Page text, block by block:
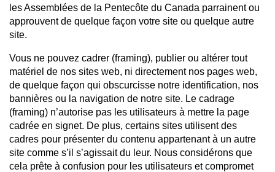
les Assemblées de la Pentecôte du Canada parrainent ou
approuvent de quelque façon votre site ou quelque autre
site.
Vous ne pouvez cadrer (framing), publier ou altérer tout
matériel de nos sites web, ni directement nos pages web,
de quelque façon qui obscurcisse notre identification, nos
bannières ou la navigation de notre site. Le cadrage
(framing) n’autorise pas les utilisateurs à mettre la page
cadrée en signet. De plus, certains sites utilisent des
cadres pour présenter du contenu appartenant à un autre
site comme s’il s’agissait du leur. Nous considérons que
cela prête à confusion pour les utilisateurs et compromet